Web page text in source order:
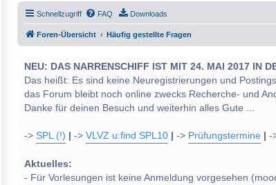
Schnellzugriff FAQ Downloads
Foren-Übersicht Häufig gestellte Fragen
NEU: DAS NARRENSCHIFF IST MIT 24. MAI 2017 IN
Das heißt: Es sind keine Neuregistrierungen und
das Forum bleibt noch online zwecks Recherche- und
Danke für deinen Besuch und weiterhin alles Gute ...
-> SPL (!) -> VLVZ u:find SPL10 -> Prüfungstermine -
Aktuelles:
- Für Vorlesungen ist keine Anmeldung vorgesehen